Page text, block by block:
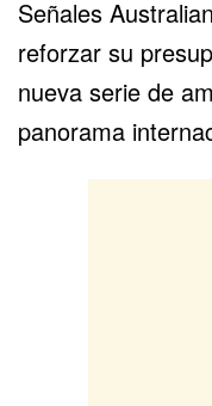
Señales
reforzar su
nueva serie de
panorama